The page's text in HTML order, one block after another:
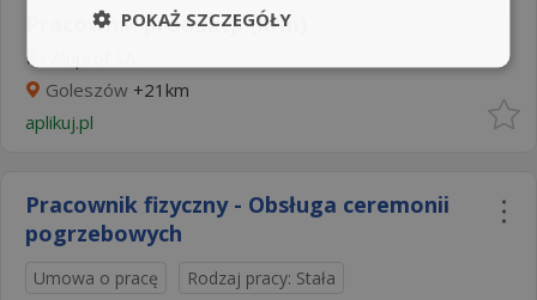
Pracownik produkcji (k/m)
Goleszów +21km
aplikuj.pl
Pracownik fizyczny - Obsługa ceremonii
pogrzebowych
Umowa o pracę Rodzaj pracy: Stała
POKAŻ SZCZEGÓŁY